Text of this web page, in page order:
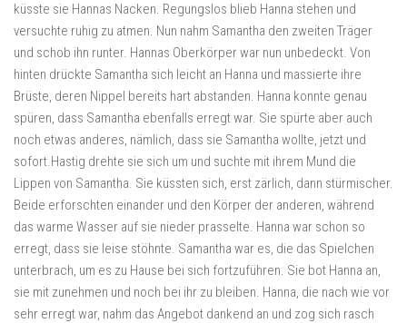
küsste sie Hannas Nacken. Regungslos blieb Hanna stehen und
versuchte ruhig zu atmen. Nun nahm Samantha den zweiten Träger
und schob ihn runter. Hannas Oberkörper war nun unbedeckt. Von
hinten drückte Samantha sich leicht an Hanna und massierte ihre
Brüste, deren Nippel bereits hart abstanden. Hanna konnte genau
spüren, dass Samantha ebenfalls erregt war. Sie spürte aber auch
noch etwas anderes, nämlich, dass sie Samantha wollte, jetzt und
sofort.Hastig drehte sie sich um und suchte mit ihrem Mund die
Lippen von Samantha. Sie küssten sich, erst zärlich, dann stürmischer.
Beide erforschten einander und den Körper der anderen, während
das warme Wasser auf sie nieder prasselte. Hanna war schon so
erregt, dass sie leise stöhnte. Samantha war es, die das Spielchen
unterbrach, um es zu Hause bei sich fortzuführen. Sie bot Hanna an,
sie mit zunehmen und noch bei ihr zu bleiben. Hanna, die nach wie vor
sehr erregt war, nahm das Angebot dankend an und zog sich rasch